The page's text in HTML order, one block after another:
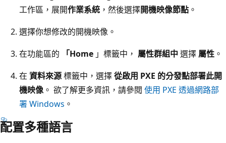
工作區，展開作業系統 ，然後選擇開機映像節點 。
選擇你想修改的開機映像。
在功能區的
「Home 」標籤中， 屬性群組中 選擇 屬性 。
在 資料來源標籤中，選擇從啟用 PXE 的分發點部署此開
機映像 。 欲了解更多資訊，請參閱 使用 PXE 透過網路部
署 Windows 。
配置多種語言